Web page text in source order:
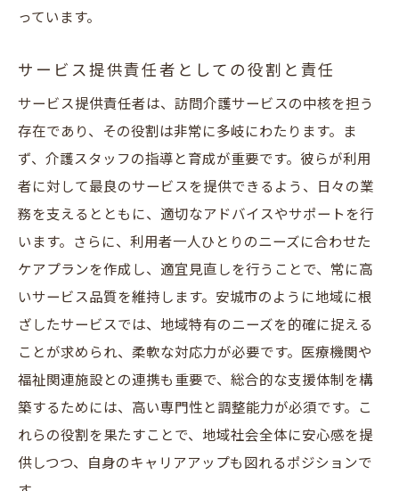
サービス提供責任者に求められるコミュニ
問題解決能力とその重要性
緊急時の対応力と状況判断力
チームのモチベーションを高めるスキル
技術と知識の継続的なアップデートの方法
地域社会への貢献サービス提供責任者として安
城で訪問介護に挑戦
サービス提供責任者としての社会的責任
安城市におけるボランティア活動と介護の
連携
地域イベントを通じた介護サービスの普及
地域住民との交流による新たなサービスの
提案
訪問介護を通じた地域コミュニティの活性
っています。
サービス提供責任者としての役割と責任
サービス提供責任者は、訪問介護サービスの中核を担う
存在であり、その役割は非常に多岐にわたります。ま
ず、介護スタッフの指導と育成が重要です。彼らが利用
者に対して最良のサービスを提供できるよう、日々の業
務を支えるとともに、適切なアドバイスやサポートを行
います。さらに、利用者一人ひとりのニーズに合わせた
ケアプランを作成し、適宜見直しを行うことで、常に高
いサービス品質を維持します。安城市のように地域に根
ざしたサービスでは、地域特有のニーズを的確に捉える
ことが求められ、柔軟な対応力が必要です。医療機関や
福祉関連施設との連携も重要で、総合的な支援体制を構
築するためには、高い専門性と調整能力が必須です。こ
れらの役割を果たすことで、地域社会全体に安心感を提
供しつつ、自身のキャリアアップも図れるポジションで